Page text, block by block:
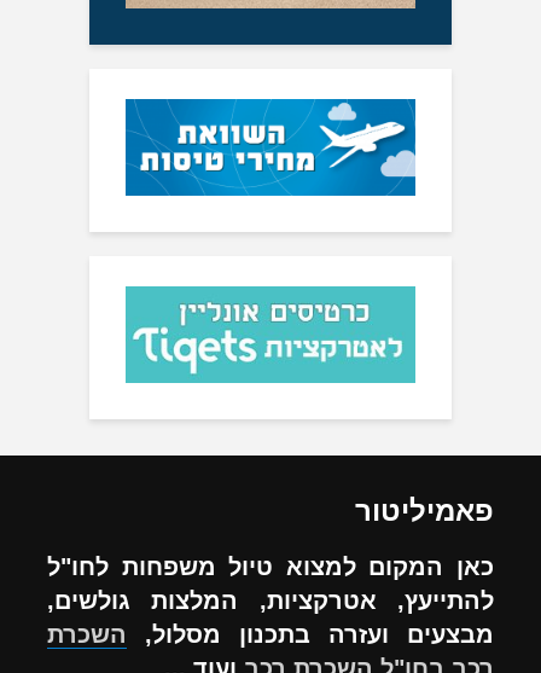
פאמיליטור
כאן המקום למצוא טיול משפחות לחו"ל
להתייעץ, אטרקציות, המלצות גולשים,
מבצעים ועזרה בתכנון מסלול, השכרת